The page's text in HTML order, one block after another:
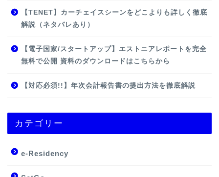
【TENET】カーチェイスシーンをどこよりも詳しく徹底
解説（ネタバレあり）
【電子国家/スタートアップ】エストニアレポートを完全
無料で公開 資料のダウンロードはこちらから
【対応必須!!】年次会計報告書の提出方法を徹底解説
カテゴリー
e-Residency